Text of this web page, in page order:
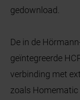
gedownload.
De in de
geïntegreerde
verbinding met
zoals Homematic